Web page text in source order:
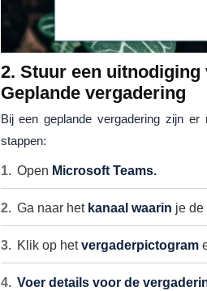
2. Stuur een
Geplande vergadering
Bij een geplande vergadering zijn
stappen:
Open Microsoft Teams.
Ga naar het kanaal waarin je de
Klik op hetvergaderpictogram
Voer details voor de